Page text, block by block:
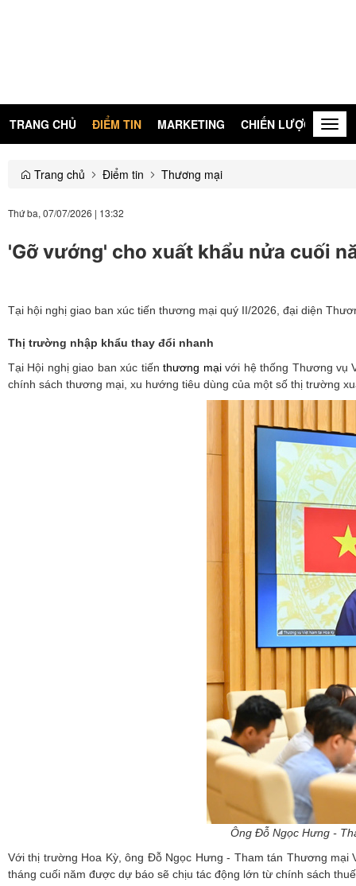
TRANG CHỦ ĐIỂM TIN MARKETING CHIẾN LƯỢC
Trang chủ Điểm tin Thương mại
Thứ ba, 07/07/2026 | 13:32
'Gỡ vướng' cho xuất khẩu nửa cuối
Tại hội nghị giao ban xúc tiến thương mại quý II/2026, đại diện
Thị trường nhập khẩu thay đổi nhanh
Tại Hội nghị giao ban xúc tiếnthương mạivới hệ thống Thương vụ
chính sách thương mại, xu hướng tiêu dùng của một số thị trường
Ông Đỗ Ngọc Hưng -
Với thị trường Hoa Kỳ, ông Đỗ Ngọc Hưng - Tham tán Thương mại
tháng cuối năm được dự báo sẽ chịu tác động lớn từ chính sách